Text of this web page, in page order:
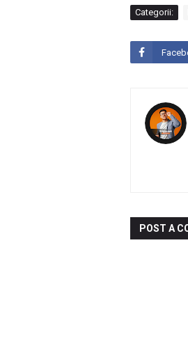
Categorii:
POST A